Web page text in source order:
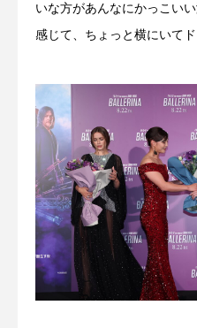
いな方があんなにかっこい
感じて、ちょっと横にいて